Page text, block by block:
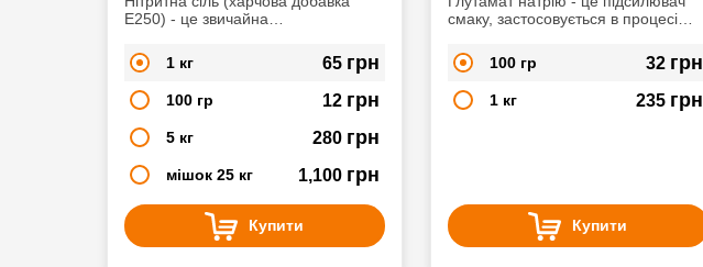
Е250) - це звичайна
вмістом нітриту натрію
NaNO2. Широко використовується в
сфері м'ясопереробки, при
виготовленні копченостей, ковбас,
сиров'ялених продуктів.
1 кг 65 грн
100 гр 12 грн
5 кг 280 грн
мішок 25 кг 1,100 грн
Купити
смаку, застосовується в процесі
інших продуктах, які містять білок. З
його використанням смак будь-якої
страви посилюється і стає більш
вираженим.
100 гр 32 грн
1 кг 235 грн
Купити